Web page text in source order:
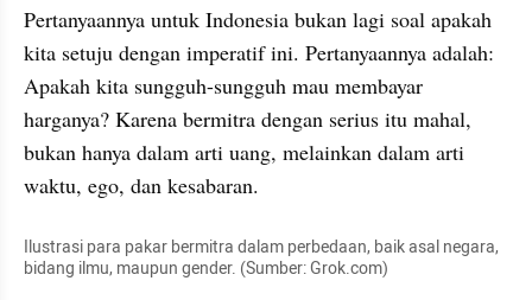
Pertanyaannya untuk Indonesia bukan lagi soal apakah
kita setuju dengan imperatif ini. Pertanyaannya adalah:
Apakah kita sungguh-sungguh mau membayar
harganya? Karena bermitra dengan serius itu mahal,
bukan hanya dalam arti uang, melainkan dalam arti
waktu, ego, dan kesabaran.
Ilustrasi para pakar bermitra dalam perbedaan, baik asal negara,
bidang ilmu, maupun gender. (Sumber: Grok.com)